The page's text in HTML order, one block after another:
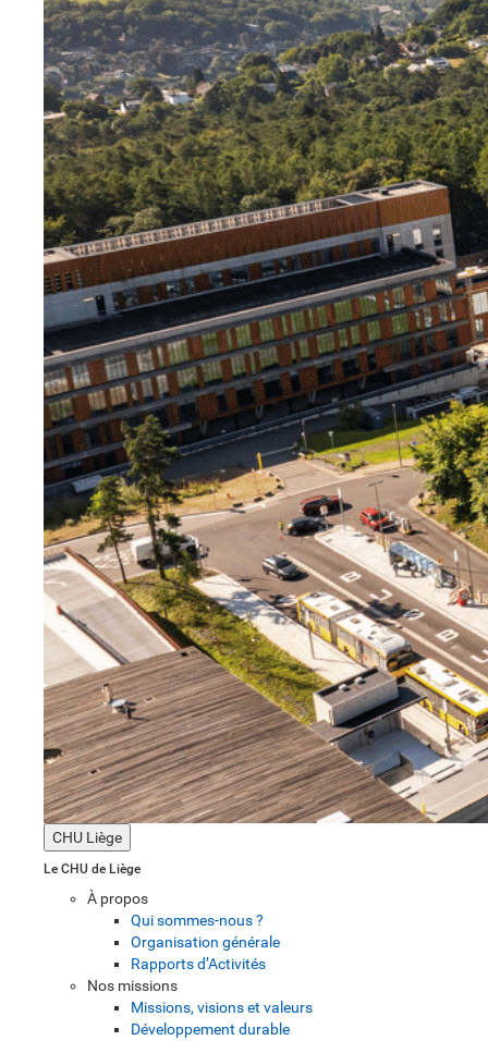
CHU Liège
Le CHU de Liège
À propos
Qui sommes-nous ?
Organisation générale
Rapports d’Activités
Nos missions
Missions, visions et valeurs
Développement durable